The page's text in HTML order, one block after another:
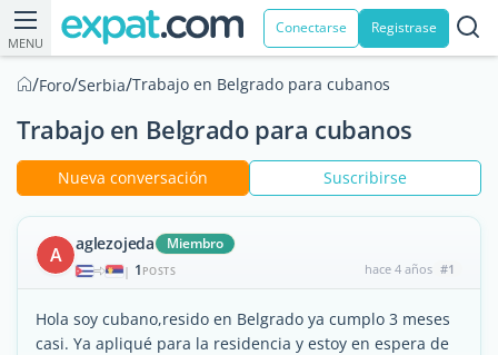
MENU
Conectarse Registrase
/Foro/Serbia/Trabajo en Belgrado para cubanos
Trabajo en Belgrado para cubanos
Nueva conversación Suscribirse
A aglezojeda Miembro
| 1 POSTS hace 4 años #1
Hola soy cubano,resido en Belgrado ya cumplo 3 meses
casi. Ya apliqué para la residencia y estoy en espera de